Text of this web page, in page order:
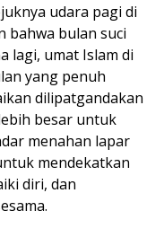
udara pagi di
bahwa bulan suci
lagi, umat Islam di
yang penuh
dilipatgandakan
besar untuk
menahan lapar
mendekatkan
diri, dan